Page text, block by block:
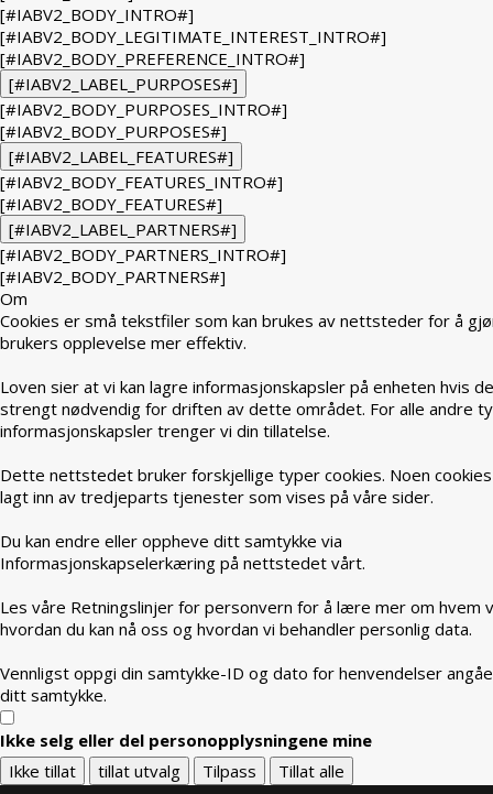
[#IABV2_BODY_INTRO#]
[#IABV2_BODY_LEGITIMATE_INTEREST_INTRO#]
[#IABV2_BODY_PREFERENCE_INTRO#]
[#IABV2_LABEL_PURPOSES#]
[#IABV2_BODY_PURPOSES_INTRO#]
[#IABV2_BODY_PURPOSES#]
[#IABV2_LABEL_FEATURES#]
[#IABV2_BODY_FEATURES_INTRO#]
[#IABV2_BODY_FEATURES#]
[#IABV2_LABEL_PARTNERS#]
[#IABV2_BODY_PARTNERS_INTRO#]
[#IABV2_BODY_PARTNERS#]
Om
Cookies er små tekstfiler som kan brukes av nettsteder for å
brukers opplevelse mer effektiv.
Loven sier at vi kan lagre informasjonskapsler på enheten hvis
strengt nødvendig for driften av dette området. For alle andre
informasjonskapsler trenger vi din tillatelse.
Dette nettstedet bruker forskjellige typer cookies. Noen
lagt inn av tredjeparts tjenester som vises på våre sider.
Du kan endre eller oppheve ditt samtykke via
Informasjonskapselerkæring på nettstedet vårt.
Les våre Retningslinjer for personvern for å lære mer om hvem
hvordan du kan nå oss og hvordan vi behandler personlig data.
Vennligst oppgi din samtykke-ID og dato for henvendelser
ditt samtykke.
Ikke selg eller del personopplysningene mine
Ikke tillat
tillat utvalg Tilpass Tillat alle